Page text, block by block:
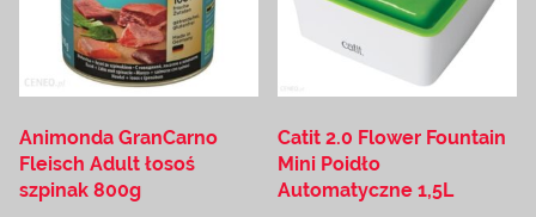
Animonda GranCarno
Fleisch Adult łosoś
szpinak 800g
Catit 2.0 Flower Fountain
Mini Poidło
Automatyczne 1,5L